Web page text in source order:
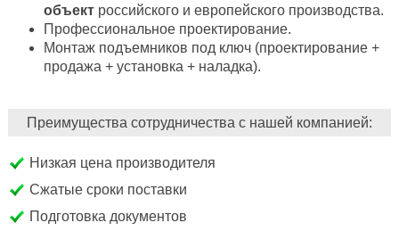
объектроссийского и европейского производства.
Профессиональное проектирование.
Монтаж подъемников под ключ (проектирование +
продажа + установка + наладка).
Преимущества сотрудничества с нашей компанией:
Низкая цена производителя
Сжатые сроки поставки
Подготовка документов